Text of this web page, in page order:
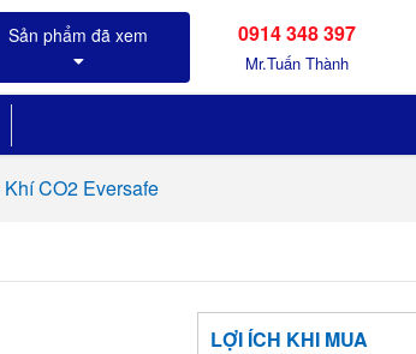
0914 348 397
Mr.Tuấn Thành
CO2 Eversafe
LỢI ÍCH KHI MUA